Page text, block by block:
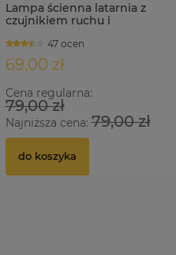
Lampa ścienna latarnia z
czujnikiem ruchu i
biała
47 ocen
69,00 zł
Cena regularna:
79,00 zł
Najniższa cena:79,00 zł
do koszyka